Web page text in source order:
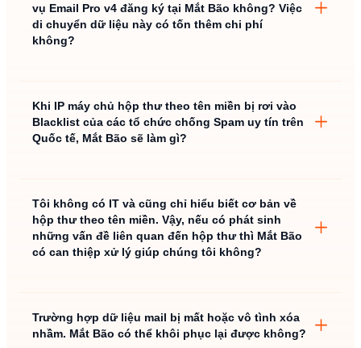
chủ Email Pro v4 ngay từ lúc ban đầu.
Hỗ trợ tối đa cho bạn tất cả các vấn đề kỹ thuật về hộp
thư nếu có phát sinh.
tôi luôn giám sát và có biện pháp an ninh chặt chẽ.
Hệ thống Email Pro v4 luôn được giám sát 24/7 và sẽ
chủ động thông báo, can thiệp xử lý ngay khi có vấn đề
vụ Email Pro v4 đăng ký tại Mắt Bão không? Việc
di chuyển dữ liệu này có tốn thêm chi phí
không?
Thông tin đăng nhập tài khoản bao gồm Username và
Password của từng hộp thư trên cả máy chủ cũ và hệ
thông qua cổng 143 hoặc 993 trên mỗi hộp thư.
Địa chỉ IP hoặc Hostname để kết nối hộp thư theo giao
thức IMAP.
Đối với một số hệ thống hộp thư có hỗ trợ xác thực 2
— bạn cần cung cấp mật khẩu ứng dụng của từng tài
khoản để chuyển dữ liệu hoàn tất.
Khi IP máy chủ hộp thư theo tên miền bị rơi vào
Blacklist của các tổ chức chống Spam uy tín trên
Quốc tế, Mắt Bão sẽ làm gì?
barracudacentral.org
UCE Protect Network: uceprotect.net
Tôi không có IT và cũng chỉ hiểu biết cơ bản về
hộp thư theo tên miền. Vậy, nếu có phát sinh
những vấn đề liên quan đến hộp thư thì Mắt Bão
có can thiệp xử lý giúp chúng tôi không?
Trường hợp dữ liệu mail bị mất hoặc vô tình xóa
nhầm. Mắt Bão có thể khôi phục lại được không?